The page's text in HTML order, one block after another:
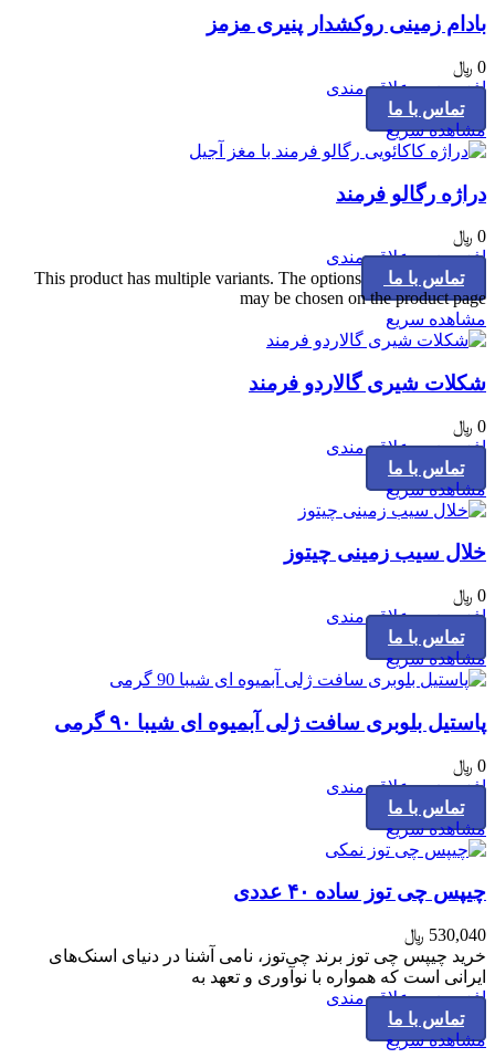
بادام زمینی روکشدار پنیری مزمز
0 ﷼
افزودن به علاقه مندی
تماس با ما
مشاهده سریع
دراژه رگالو فرمند
0 ﷼
افزودن به علاقه مندی
تماس با ما
This product has multiple variants. The options
may be chosen on the product page
مشاهده سریع
شکلات شیری گالاردو فرمند
0 ﷼
افزودن به علاقه مندی
تماس با ما
مشاهده سریع
خلال سیب زمینی چیتوز
0 ﷼
افزودن به علاقه مندی
تماس با ما
مشاهده سریع
پاستیل بلوبری سافت ژلی آبمیوه ای شیبا ۹۰ گرمی
0 ﷼
افزودن به علاقه مندی
تماس با ما
مشاهده سریع
چیپس چی توز ساده ۴۰ عددی
530,040 ﷼
خرید چیپس چی توز برند چی‌توز، نامی آشنا در دنیای اسنک‌های
ایرانی است که همواره با نوآوری و تعهد به
افزودن به علاقه مندی
تماس با ما
مشاهده سریع